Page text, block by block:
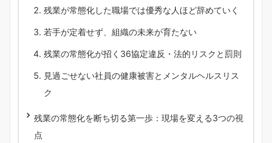
残業が常態化した職場では優秀な人ほど辞めていく
若手が定着せず、組織の未来が育たない
残業の常態化が招く36協定違反・法的リスクと罰則
見過ごせない社員の健康被害とメンタルヘルスリス
ク
残業の常態化を断ち切る第一歩：現場を変える3つの視
点